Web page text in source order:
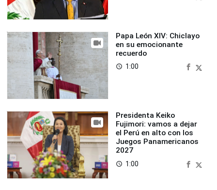
Papa León XIV: Chiclayo
en su emocionante
recuerdo
access_time 1:00
Presidenta Keiko
Fujimori: vamos a dejar
el Perú en alto con los
Juegos Panamericanos
2027
access_time 1:00